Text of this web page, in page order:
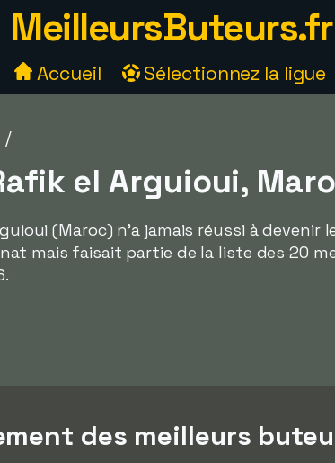
MeilleursButeurs.fr
Accueil Sélectionnez la ligue
/
el Arguioui,
(Maroc) n'a jamais réussi à devenir
mais faisait partie de la liste des 20
des meilleurs